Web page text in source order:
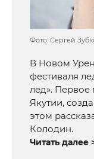
Фото: Сергей
В Новом
фестиваля
лед». Первое
Якутии,
этом
Колодин.
Читать далее